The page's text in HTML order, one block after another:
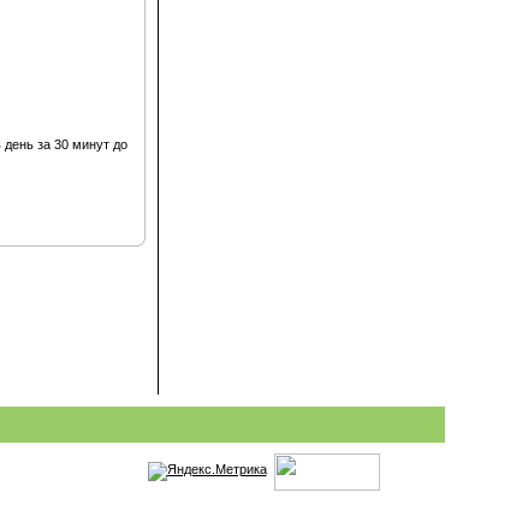
день за 30 минут до